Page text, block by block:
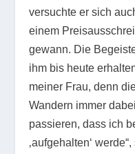
versuchte er sich
einem
gewann. Die
ihm bis heute
meiner Frau, denn
Wandern immer
passieren, dass ich
‚aufgehalten‘